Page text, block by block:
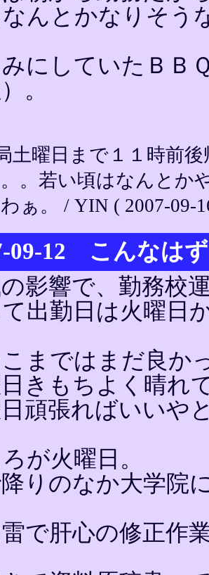
んとかなりそう
にしていたＢＢ
。
土曜日まで１１時前
。若い頃はなんとか
ぁ。 / YIN ( 2007-09-
09-12 こんなは
影響で、勤務校
出勤日は火曜日
まではまだ良か
日きもちよく晴れ
頑張ればいいや
が火曜日。
りのなか大学院
で肝心の修正作